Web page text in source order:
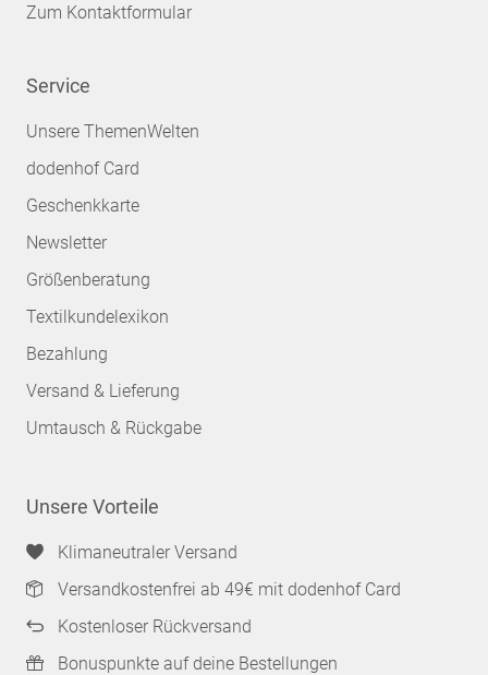
Zum Kontaktformular
Service
Unsere ThemenWelten
dodenhof Card
Geschenkkarte
Newsletter
Größenberatung
Textilkundelexikon
Bezahlung
Versand & Lieferung
Umtausch & Rückgabe
Unsere Vorteile
Klimaneutraler Versand
Versandkostenfrei ab 49€ mit dodenhof Card
Kostenloser Rückversand
Bonuspunkte auf deine Bestellungen